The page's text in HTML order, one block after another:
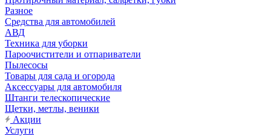
Разное
Средства для автомобилей
АВД
Техника для уборки
Пароочистители и отпариватели
Пылесосы
Товары для сада и огорода
Аксессуары для автомобиля
Штанги телескопические
Щетки, метлы, веники
Акции
Услуги